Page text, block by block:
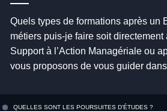
Quels types de formations après un
métiers puis-je faire soit directement
Support à l’Action Managériale ou
vous proposons de vous guider
QUELLES SONT LES POURSUITES D’ÉTUDES ?